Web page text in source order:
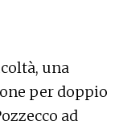
una
per doppio
ad